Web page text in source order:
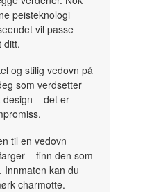
peisteknologi
vil passe
ditt.
og stilig vedovn på
som verdsetter
design – det er
til en vedovn
– finn den som
Innmaten kan du
charmotte.